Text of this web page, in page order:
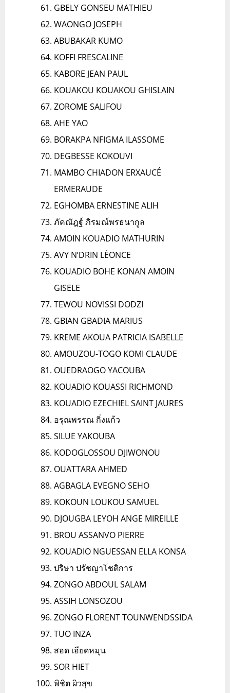
GBELY GONSEU MATHIEU
WAONGO JOSEPH
ABUBAKAR KUMO
KOFFI FRESCALINE
KABORE JEAN PAUL
KOUAKOU KOUAKOU GHISLAIN
ZOROME SALIFOU
AHE YAO
BORAKPA NFIGMA ILASSOME
DEGBESSE KOKOUVI
MAMBO CHIADON ERXAUCÉ
ERMERAUDE
EGHOMBA ERNESTINE ALIH
ภัคณัฎฐ์ ภิรมณ์พรธนากูล
AMOIN KOUADIO MATHURIN
AVY N’DRIN LÉONCE
KOUADIO BOHE KONAN AMOIN
GISELE
TEWOU NOVISSI DODZI
GBIAN GBADIA MARIUS
KREME AKOUA PATRICIA ISABELLE
AMOUZOU-TOGO KOMI CLAUDE
OUEDRAOGO YACOUBA
KOUADIO KOUASSI RICHMOND
KOUADIO EZECHIEL SAINT JAURES
อรุณพรรณ กิ่งแก้ว
SILUE YAKOUBA
KODOGLOSSOU DJIWONOU
OUATTARA AHMED
AGBAGLA EVEGNO SEHO
KOKOUN LOUKOU SAMUEL
DJOUGBA LEYOH ANGE MIREILLE
BROU ASSANVO PIERRE
KOUADIO NGUESSAN ELLA KONSA
ปริษา ปรัชญาโชติการ
ZONGO ABDOUL SALAM
ASSIH LONSOZOU
ZONGO FLORENT TOUNWENDSSIDA
TUO INZA
สอด เอียดหมุน
SOR HIET
พิชิต ผิวสุข